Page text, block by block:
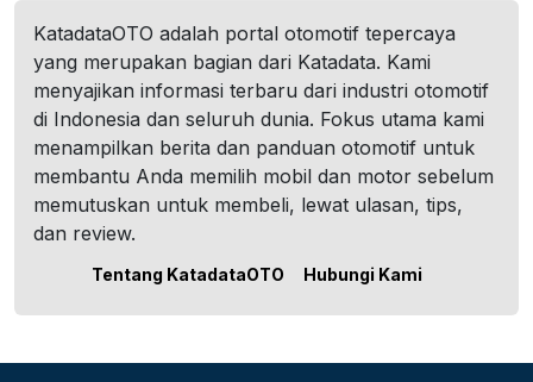
KatadataOTO adalah portal otomotif tepercaya
yang merupakan bagian dari Katadata. Kami
menyajikan informasi terbaru dari industri otomotif
di Indonesia dan seluruh dunia. Fokus utama kami
menampilkan berita dan panduan otomotif untuk
membantu Anda memilih mobil dan motor sebelum
memutuskan untuk membeli, lewat ulasan, tips,
dan review.
Tentang KatadataOTO Hubungi Kami